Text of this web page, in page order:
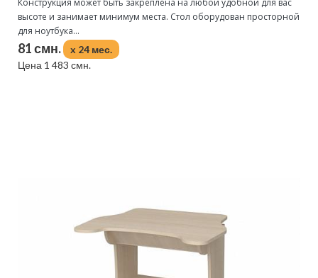
Конструкция может быть закреплена на любой удобной для вас
высоте и занимает минимум места. Стол оборудован просторной
для ноутбука...
81 смн.
x 24 мес.
Цена 1 483 смн.